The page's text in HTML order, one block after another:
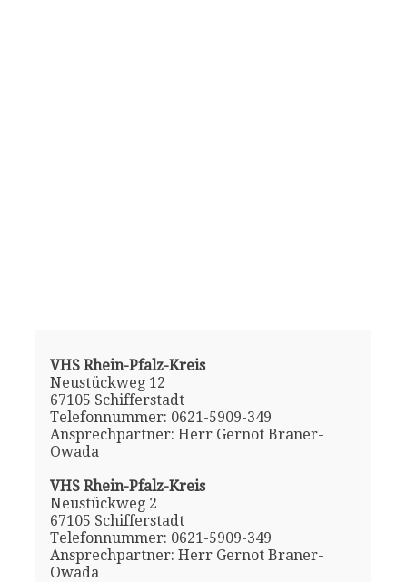
VHS Rhein-Pfalz-Kreis
Neustückweg 12
67105 Schifferstadt
Telefonnummer: 0621-5909-349
Ansprechpartner: Herr Gernot Braner-
Owada
VHS Rhein-Pfalz-Kreis
Neustückweg 2
67105 Schifferstadt
Telefonnummer: 0621-5909-349
Ansprechpartner: Herr Gernot Braner-
Owada